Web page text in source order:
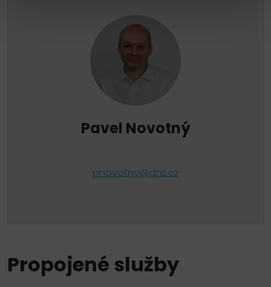
Pavel Novotný
pnovotny@dns.cz
Propojené služby